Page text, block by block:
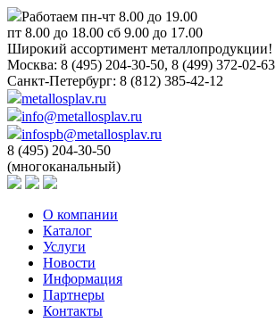
Работаем пн-чт 8.00 до 19.00
пт 8.00 до 18.00 сб 9.00 до 17.00
Широкий ассортимент металлопродукции!
Москва: 8 (495) 204-30-50, 8 (499) 372-02-63
Санкт-Петербург: 8 (812) 385-42-12
metallosplav.ru
info@metallosplav.ru
infospb@metallosplav.ru
8 (495) 204-30-50
(многоканальный)
О компании
Каталог
Услуги
Новости
Информация
Партнеры
Контакты